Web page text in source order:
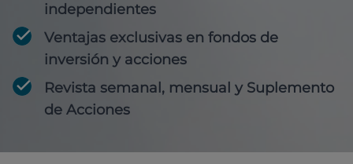
independientes
Ventajas exclusivas en fondos de
inversión y acciones
Revista semanal, mensual y Suplemento
de Acciones